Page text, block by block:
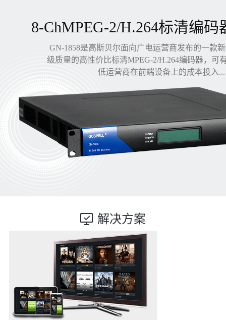
8-ChMPEG-2/H.264标清编码
GN-1858是高斯贝尔面向广电运营商发布的一款
级质量的高性价比标清MPEG-2/H.264编码器，可
低运营商在前端设备上的成本投入...
解决方案